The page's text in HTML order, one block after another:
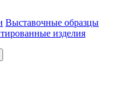
Выставочные образцы
изделия